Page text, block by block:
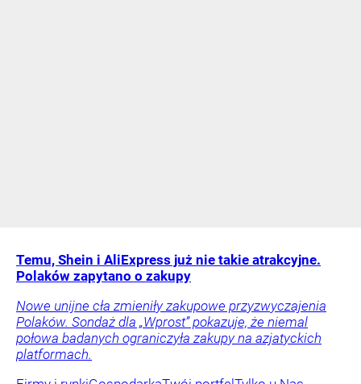
Temu, Shein i AliExpress już nie takie atrakcyjne.
Polaków zapytano o zakupy
Nowe unijne cła zmieniły zakupowe przyzwyczajenia
Polaków. Sondaż dla „Wprost” pokazuje, że niemal
połowa badanych ograniczyła zakupy na azjatyckich
platformach.